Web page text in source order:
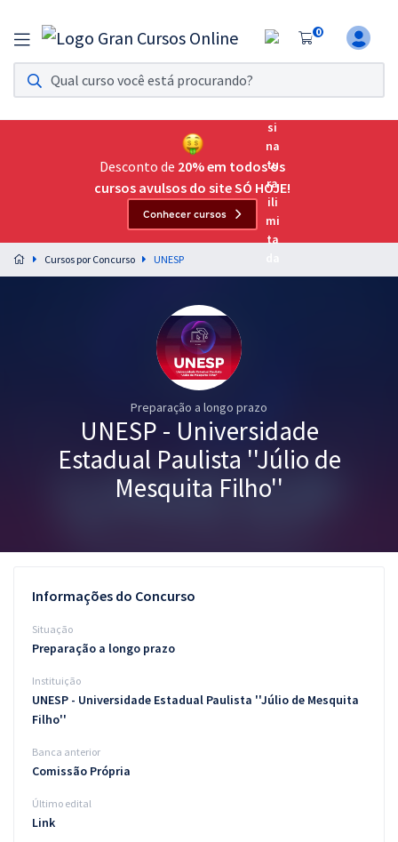
0
Assinatura Ilimitada 11
Acesso a todos os cursos. Teste grátis por 7 dias!
Assinatura OAB Até Passar
Acesso ilimitado a toda preparação para o Exame da
Preparação completa e intensiva para as principais
residências em saúde do Brasil
Graduação
Blog
Aprovados
Desconto de 20% em todos os
cursos avulsos do site SÓ HOJE!
Conhecer cursos
Cursos por Concurso UNESP
Preparação a longo prazo
UNESP - Universidade
Estadual Paulista ''Júlio de
Mesquita Filho''
Informações do Concurso
Situação
Preparação a longo prazo
Instituição
UNESP - Universidade Estadual Paulista ''Júlio de Mesquita
Filho''
Banca anterior
Comissão Própria
Último edital
Link